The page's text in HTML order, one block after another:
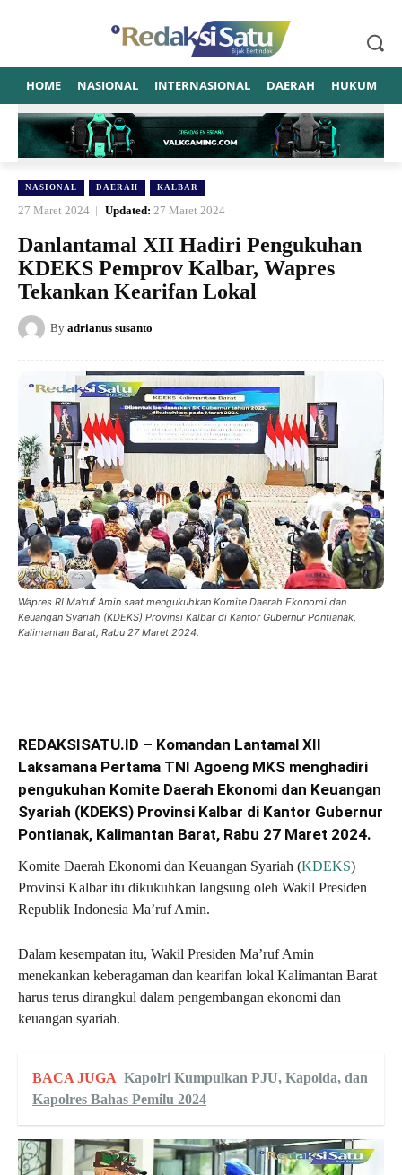
HOME NASIONAL INTERNASIONAL DAERAH HUKUM
NASIONAL DAERAH KALBAR
27 Maret 2024 Updated: 27 Maret 2024
Danlantamal XII Hadiri Pengukuhan
KDEKS Pemprov Kalbar, Wapres
Tekankan Kearifan Lokal
By adrianus susanto
Wapres RI Ma'ruf Amin saat mengukuhkan Komite Daerah Ekonomi dan
Keuangan Syariah (KDEKS) Provinsi Kalbar di Kantor Gubernur Pontianak,
Kalimantan Barat, Rabu 27 Maret 2024.
REDAKSISATU.ID – Komandan Lantamal XII
Laksamana Pertama TNI Agoeng MKS menghadiri
pengukuhan Komite Daerah Ekonomi dan Keuangan
Syariah (KDEKS) Provinsi Kalbar di Kantor Gubernur
Pontianak, Kalimantan Barat, Rabu 27 Maret 2024.
Komite Daerah Ekonomi dan Keuangan Syariah (KDEKS)
Provinsi Kalbar itu dikukuhkan langsung oleh Wakil Presiden
Republik Indonesia Ma’ruf Amin.
Dalam kesempatan itu, Wakil Presiden Ma’ruf Amin
menekankan keberagaman dan kearifan lokal Kalimantan Barat
harus terus dirangkul dalam pengembangan ekonomi dan
keuangan syariah.
BACA JUGA Kapolri Kumpulkan PJU, Kapolda, dan
Kapolres Bahas Pemilu 2024